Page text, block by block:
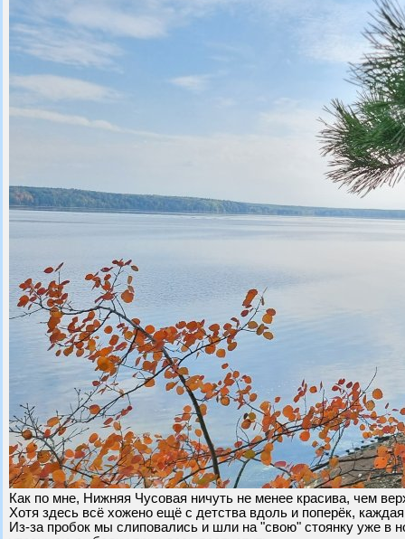
Как по мне, Нижняя Чусовая ничуть не менее красива, чем
Хотя здесь всё хожено ещё с детства вдоль и поперёк,
Из-за пробок мы слиповались и шли на "свою" стоянку уже в